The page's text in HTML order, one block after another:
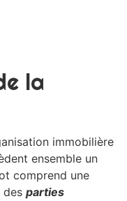
la
immobilière
ensemble un
comprend une
parties